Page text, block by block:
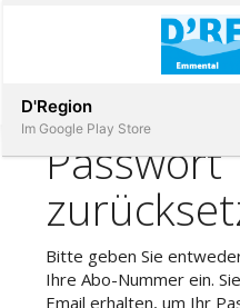
Immobilien
Veranstaltungen
D'Region
Im Google Play Store